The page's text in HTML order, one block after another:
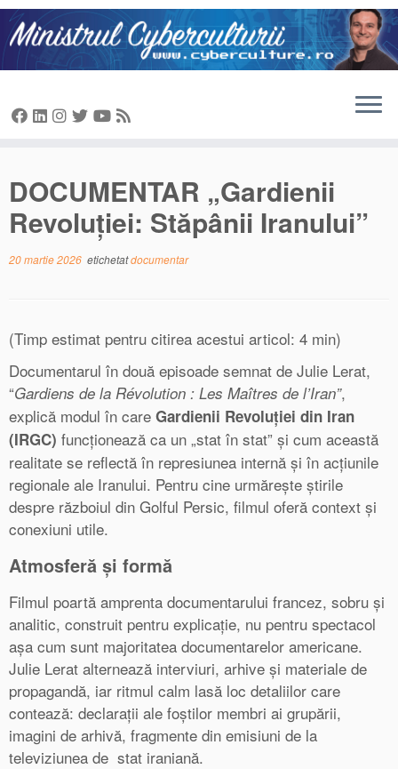
Sari
la
conținut
DOCUMENTAR „Gardienii
Revoluției: Stăpânii Iranului”
20 martie 2026 etichetatdocumentar
(Timp estimat pentru citirea acestui articol: 4 min)
Documentarul în două episoade semnat de Julie Lerat,
“Gardiens de la Révolution : Les Maîtres de l’Iran”,
explică modul în care Gardienii Revoluției din Iran
(IRGC) funcționează ca un „stat în stat” și cum această
realitate se reflectă în represiunea internă și în acțiunile
regionale ale Iranului. Pentru cine urmărește știrile
despre războiul din Golful Persic, filmul oferă context și
conexiuni utile.
Atmosferă și formă
Filmul poartă amprenta documentarului francez, sobru și
analitic, construit pentru explicație, nu pentru spectacol
așa cum sunt majoritatea documentarelor americane.
Julie Lerat alternează interviuri, arhive și materiale de
propagandă, iar ritmul calm lasă loc detaliilor care
contează: declarații ale foștilor membri ai grupării,
imagini de arhivă, fragmente din emisiuni de la
televiziunea de stat iraniană.